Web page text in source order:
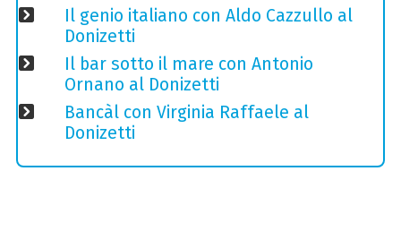
Il genio italiano con Aldo Cazzullo al
Donizetti
Il bar sotto il mare con Antonio
Ornano al Donizetti
Bancàl con Virginia Raffaele al
Donizetti